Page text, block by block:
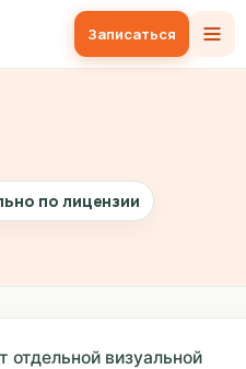
Записаться
по лицензии
отдельной визуальной